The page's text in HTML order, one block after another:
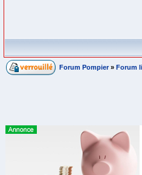
Forum Pompier » Forum